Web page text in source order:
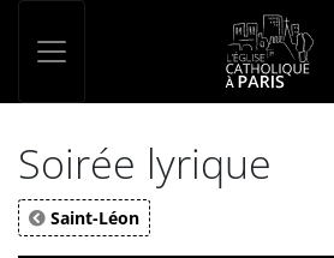
Soirée lyrique
Saint-Léon
Panneau de gestion des cookies